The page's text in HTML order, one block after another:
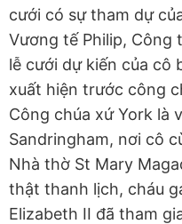
cưới có sự tham dự
Vương tế Philip, Công
lễ cưới dự kiến của cô
xuất hiện trước công
Công chúa xứ York là
Sandringham, nơi cô
Nhà thờ St Mary
thật thanh lịch, cháu
Elizabeth II đã tham